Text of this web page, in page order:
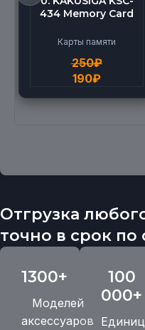
434 Memory Card
High Speed (4G)
Карты памяти
250₽
190₽
Отгрузка
точно в срок по
1300+
Моделей
аксессуаров
100
000+
Единиц